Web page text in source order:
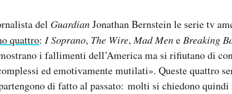
del GuardianJonathan Bernstein le serie tv
quattro: I Soprano, The Wire,Mad MeneBreaking
i fallimenti dell’America ma si rifiutano di
ed emotivamente mutilati». Queste quattro
di fatto al passato: molti si chiedono quindi